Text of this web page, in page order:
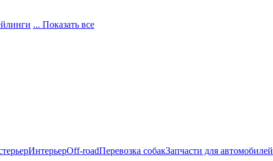
... Показать все
ИнтерьерOff-roadПеревозка собакЗапчасти для автомобилей